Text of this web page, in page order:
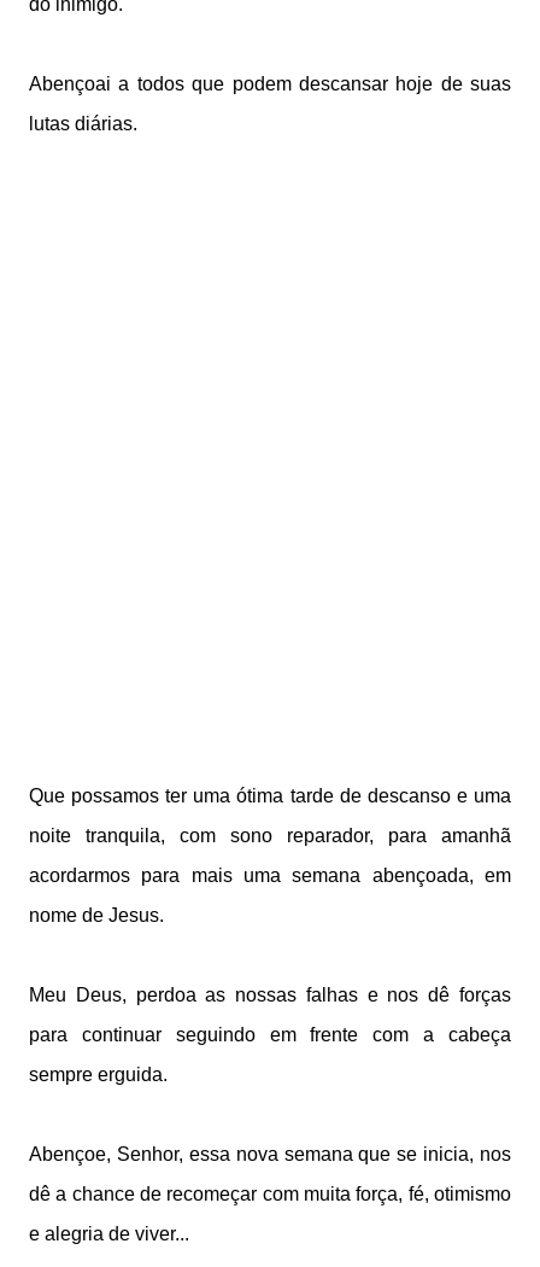
do inimigo.
Abençoai a todos que podem descansar hoje de suas
lutas diárias.
Que possamos ter uma ótima tarde de descanso e uma
noite tranquila, com sono reparador, para amanhã
acordarmos para mais uma semana abençoada, em
nome de Jesus.
Meu Deus, perdoa as nossas falhas e nos dê forças
para continuar seguindo em frente com a cabeça
sempre erguida.
Abençoe, Senhor, essa nova semana que se inicia, nos
dê a chance de recomeçar com muita força, fé, otimismo
e alegria de viver...